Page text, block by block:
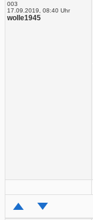
003
17.09.2019, 08:40 Uhr
wolle1945